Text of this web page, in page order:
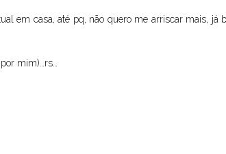
em casa, até pq, não quero me arriscar mais,
mim)…rs…